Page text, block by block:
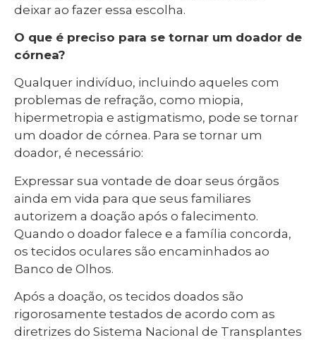
deixar ao fazer essa escolha.
O que é preciso para se tornar um doador de
córnea?
Qualquer indivíduo, incluindo aqueles com
problemas de refração, como miopia,
hipermetropia e astigmatismo, pode se tornar
um doador de córnea. Para se tornar um
doador, é necessário:
Expressar sua vontade de doar seus órgãos
ainda em vida para que seus familiares
autorizem a doação após o falecimento.
Quando o doador falece e a família concorda,
os tecidos oculares são encaminhados ao
Banco de Olhos.
Após a doação, os tecidos doados são
rigorosamente testados de acordo com as
diretrizes do Sistema Nacional de Transplantes